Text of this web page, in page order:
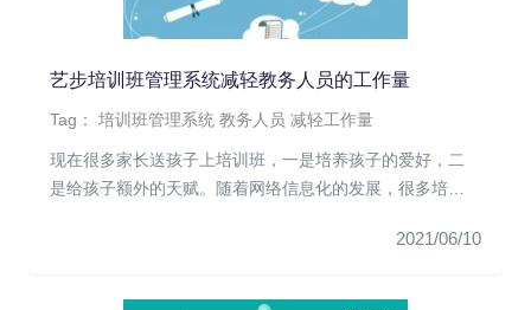
艺步培训班管理系统减轻教务人员的工作量
Tag：培训班管理系统 教务人员 减轻工作量
现在很多家长送孩子上培训班，一是培养孩子的爱好，二
是给孩子额外的天赋。随着网络信息化的发展，很多培训
2021/06/10